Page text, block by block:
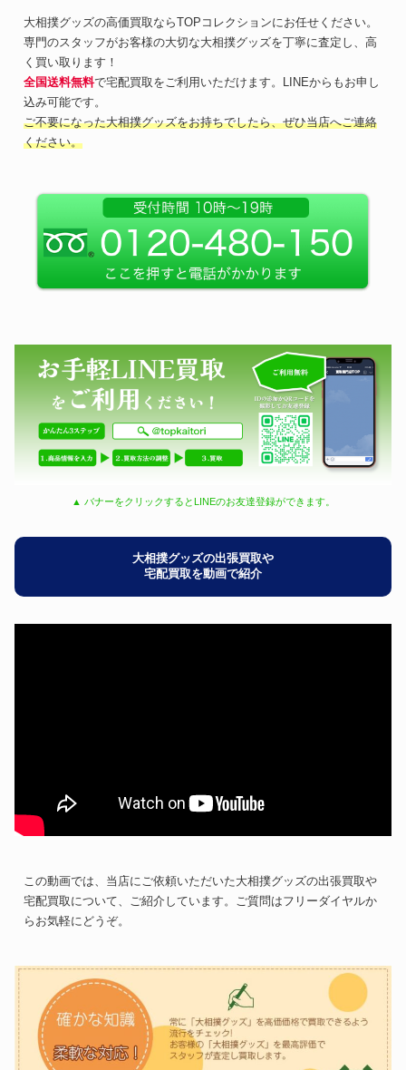
大相撲グッズの高価買取ならTOPコレクションにお任せください。
専門のスタッフがお客様の大切な大相撲グッズを丁寧に査定し、高
く買い取ります！
全国送料無料で宅配買取をご利用いただけます。LINEからもお申し
込み可能です。
ご不要になった大相撲グッズをお持ちでしたら、ぜひ当店へご連絡
ください。
▲ バナーをクリックするとLINEのお友達登録ができます。
大相撲グッズの出張買取や
宅配買取を動画で紹介
この動画では、当店にご依頼いただいた大相撲グッズの出張買取や
宅配買取について、ご紹介しています。ご質問はフリーダイヤルか
らお気軽にどうぞ。